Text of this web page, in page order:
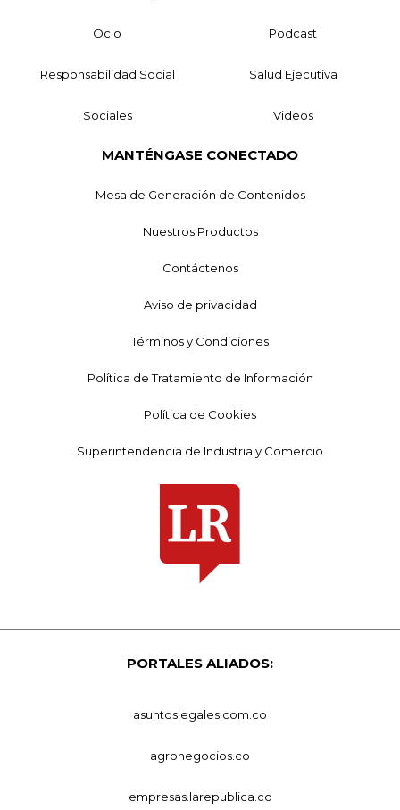
Ocio Podcast
Responsabilidad Social Salud Ejecutiva
Sociales Videos
MANTÉNGASE CONECTADO
Mesa de Generación de Contenidos
Nuestros Productos
Contáctenos
Aviso de privacidad
Términos y Condiciones
Política de Tratamiento de Información
Política de Cookies
Superintendencia de Industria y Comercio
PORTALES ALIADOS:
asuntoslegales.com.co
agronegocios.co
empresas.larepublica.co